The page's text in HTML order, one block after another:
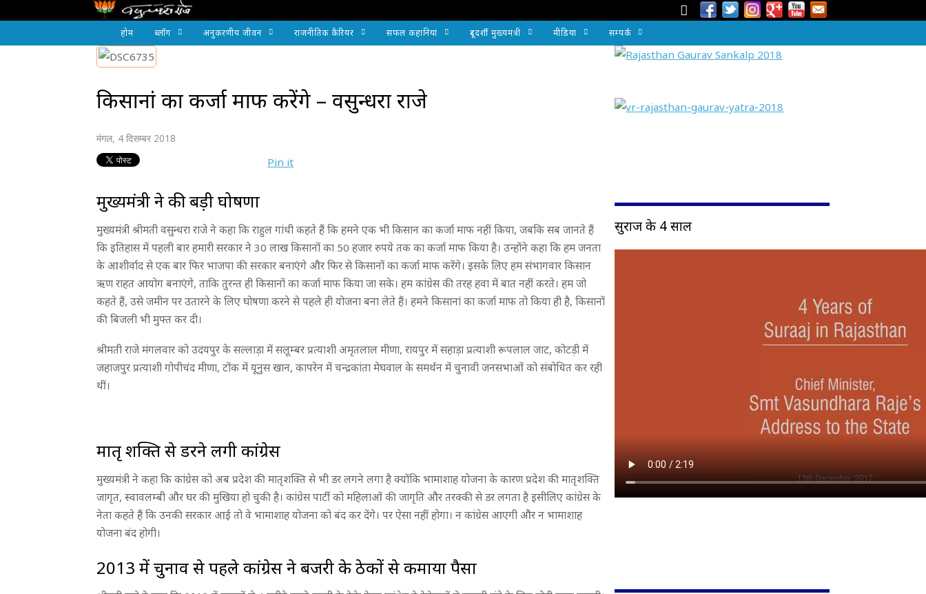
होम ब्लॉग अनुकरणीय जीवन राजनीतिक कैरियर सफल कहानियां दूरदर्शी मुख्यमंत्री मीडिया सम्पर्क
किसानां का कर्जा माफ करेंगे – वसुन्धरा राजे
मंगल, 4 दिसम्बर 2018
Pin it
मुख्यमंत्री ने की बड़ी घोषणा
मुख्यमंत्री श्रीमती वसुन्धरा राजे ने कहा कि राहुल गांधी कहते हैं कि हमने एक भी किसान का कर्जा माफ नहीं किया, जबकि सब जानते हैं
कि इतिहास में पहली बार हमारी सरकार ने 30 लाख किसानों का 50 हजार रुपये तक का कर्जा माफ किया है। उन्होंने कहा कि हम जनता
के आशीर्वाद से एक बार फिर भाजपा की सरकार बनाएंगे और फिर से किसानों का कर्जा माफ करेंगे। इसके लिए हम संभागवार किसान
ऋण राहत आयोग बनाएंगे, ताकि तुरन्त ही किसानों का कर्जा माफ किया जा सके। हम कांग्रेस की तरह हवा में बात नहीं करते। हम जो
कहते हैं, उसे जमीन पर उतारने के लिए घोषणा करने से पहले ही योजना बना लेते हैं। हमने किसानां का कर्जा माफ तो किया ही है, किसानों
की बिजली भी मुफ्त कर दी।
श्रीमती राजे मंगलवार को उदयपुर के सल्लाड़ा में सलूम्बर प्रत्याशी अमृतलाल मीणा, रायपुर में सहाड़ा प्रत्याशी रूपलाल जाट, कोटड़ी में
जहाजपुर प्रत्याशी गोपीचंद मीणा, टोंक में यूनुस खान, कापरेन में चन्द्रकांता मेघवाल के समर्थन में चुनावी जनसभाओं को संबोधित कर रही
थीं।
मातृ शक्ति से डरने लगी कांग्रेस
मुख्यमंत्री ने कहा कि कांग्रेस को अब प्रदेश की मातृशक्ति से भी डर लगने लगा है क्योंकि भामाशाह योजना के कारण प्रदेश की मातृशक्ति
जागृत, स्वावलम्बी और घर की मुखिया हो चुकी है। कांग्रेस पार्टी को महिलाओं की जागृति और तरक्की से डर लगता है इसीलिए कांग्रेस के
नेता कहते हैं कि उनकी सरकार आई तो वे भामाशाह योजना को बंद कर देंगे। पर ऐसा नहीं होगा। न कांग्रेस आएगी और न भामाशाह
योजना बंद होगी।
2013 में चुनाव से पहले कांग्रेस ने बजरी के ठेकों से कमाया पैसा
सुराज के 4 साल